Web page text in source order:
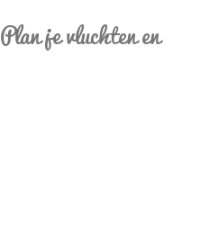
Plan je vluchten en